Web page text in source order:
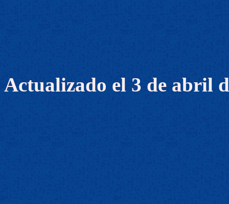
Actualizado el 3 de abril